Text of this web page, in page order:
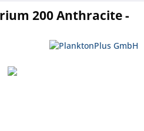
200 Anthracite -